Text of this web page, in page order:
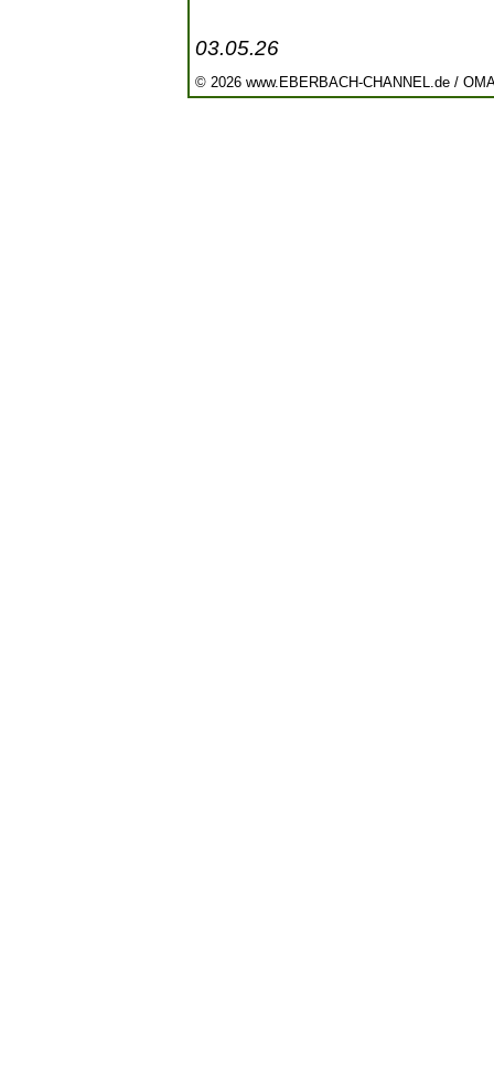
03.05.26
© 2026 www.EBERBACH-CHANNEL.de /